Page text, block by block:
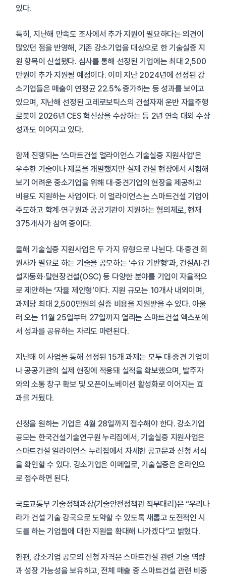
있다.
특히, 지난해 만족도 조사에서 추가 지원이 필요하다는 의견이
많았던 점을 반영해, 기존 강소기업을 대상으로 한 기술실증 지
원 항목이 신설됐다. 심사를 통해 선정된 기업에는 최대 2,500
만원이 추가 지원될 예정이다. 이미 지난 2024년에 선정된 강
소기업들은 매출이 연평균 22.5% 증가하는 등 성과를 보이고
있으며, 지난해 선정된 고레로보틱스의 건설자재 운반 자율주행
로봇이 2026년 CES 혁신상을 수상하는 등 2년 연속 대외 수상
성과도 이어지고 있다.
함께 진행되는 ‘스마트건설 얼라이언스 기술실증 지원사업’은
우수한 기술이나 제품을 개발했지만 실제 건설 현장에서 시험해
보기 어려운 중소기업을 위해 대·중견기업의 현장을 제공하고
비용도 지원하는 사업이다. 이 얼라이언스는 스마트건설 기업이
주도하고 학계·연구원과 공공기관이 지원하는 협의체로, 현재
375개사가 참여 중이다.
올해 기술실증 지원사업은 두 가지 유형으로 나뉜다. 대·중견 회
원사가 필요로 하는 기술을 공모하는 ‘수요 기반형’과, 건설AI·건
설자동화·탈현장건설(OSC) 등 다양한 분야를 기업이 자율적으
로 제안하는 ‘자율 제안형’이다. 지원 규모는 10개사 내외이며,
과제당 최대 2,500만원의 실증 비용을 지원받을 수 있다. 아울
러 오는 11월 25일부터 27일까지 열리는 스마트건설 엑스포에
서 성과를 공유하는 자리도 마련된다.
지난해 이 사업을 통해 선정된 15개 과제는 모두 대·중견 기업이
나 공공기관의 실제 현장에 적용돼 실적을 확보했으며, 발주자
와의 소통 창구 확보 및 오픈이노베이션 활성화로 이어지는 효
과를 거뒀다.
신청을 원하는 기업은 4월 28일까지 접수해야 한다. 강소기업
공모는 한국건설기술연구원 누리집에서, 기술실증 지원사업은
스마트건설 얼라이언스 누리집에서 자세한 공고문과 신청 서식
을 확인할 수 있다. 강소기업은 이메일로, 기술실증은 온라인으
로 접수하면 된다.
국토교통부 기술정책과장(기술안전정책관 직무대리)은 “우리나
라가 건설 기술 강국으로 도약할 수 있도록 새롭고 도전적인 시
도를 하는 기업들에 대한 지원을 확대해 나가겠다”고 밝혔다.
한편, 강소기업 공모의 신청 자격은 스마트건설 관련 기술 역량
과 성장 가능성을 보유하고, 전체 매출 중 스마트건설 관련 비중